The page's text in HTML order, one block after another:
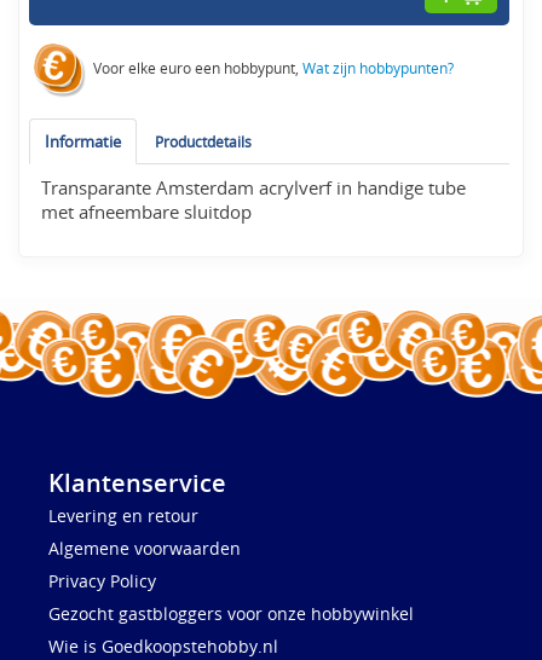
Voor elke euro een hobbypunt,Wat zijn hobbypunten?
Informatie Productdetails
Transparante Amsterdam acrylverf in handige tube
met afneembare sluitdop
Klantenservice
Levering en retour
Algemene voorwaarden
Privacy Policy
Gezocht gastbloggers voor onze hobbywinkel
Wie is Goedkoopstehobby.nl